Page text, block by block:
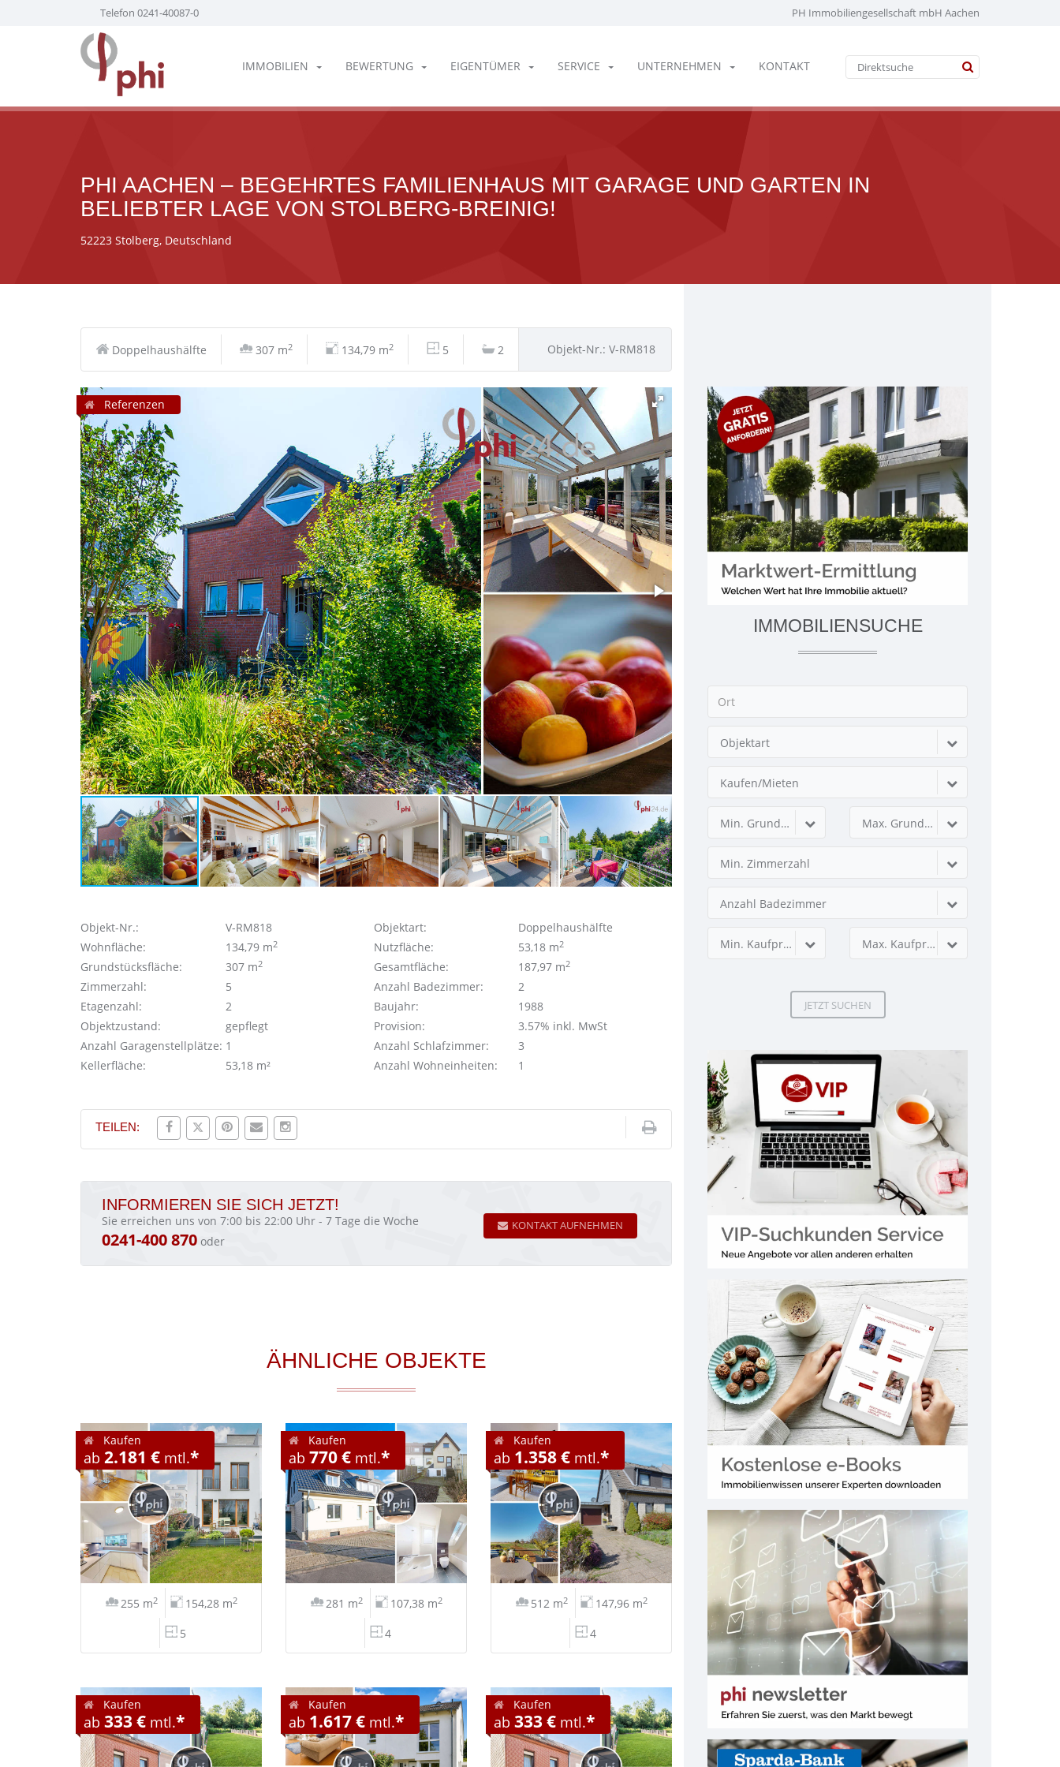
Telefon 0241-40087-0 PH Immobiliengesellschaft mbH Aachen
IMMOBILIEN BEWERTUNG EIGENTÜMER SERVICE UNTERNEHMEN KONTAKT
PHI AACHEN – BEGEHRTES FAMILIENHAUS MIT GARAGE UND GARTEN IN
BELIEBTER LAGE VON STOLBERG-BREINIG!
52223 Stolberg, Deutschland
Doppelhaushälfte 307 m2 134,79 m2 5 2 Objekt-Nr.: V-RM818
Referenzen
Objekt-Nr.: V-RM818 Objektart:
Doppelhaushälfte
Wohnfläche:
134,79 m2 Nutzfläche: 53,18 m2
Grundstücksfläche: 307 m2 Gesamtfläche: 187,97 m2
Zimmerzahl: 5 Anzahl Badezimmer:
2
Etagenzahl:
2 Baujahr:
1988
Objektzustand:
gepflegt Provision:
3.57% inkl. MwSt
Anzahl Garagenstellplätze: 1 Anzahl Schlafzimmer:
3
Kellerfläche:
53,18 m² Anzahl Wohneinheiten: 1
TEILEN:
INFORMIEREN SIE SICH JETZT!
Sie erreichen uns von 7:00 bis 22:00 Uhr - 7 Tage die Woche
0241-400 870 oder
KONTAKT AUFNEHMEN
ÄHNLICHE OBJEKTE
Kaufen
ab 2.181 € mtl.*
255 m2 154,28 m2
5
Kaufen
ab 770 €mtl.*
281 m2 107,38 m2
4
Kaufen
ab 1.358 €mtl.*
512 m2 147,96 m2
4
Kaufen
ab 333 € mtl.*
Kaufen
ab 1.617 €mtl.*
Kaufen
ab 333 €mtl.*
IMMOBILIENSUCHE
Objektart
Kaufen/Mieten
Min. Grundstücksfläche Max. Grundstücksfläche
Min. Zimmerzahl
Anzahl Badezimmer
Min. Kaufpreis Max. Kaufpreis
JETZT SUCHEN